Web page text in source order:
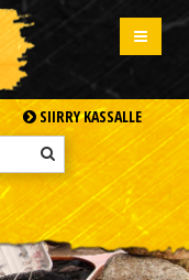
SIIRRY KASSALLE